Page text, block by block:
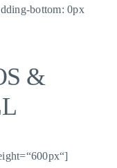
bottom: 0px
&